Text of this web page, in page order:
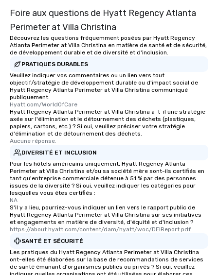
Foire aux questions de Hyatt Regency Atlanta
Perimeter at Villa Christina
Découvrez les questions fréquemment posées par Hyatt Regency
Atlanta Perimeter at Villa Christina en matière de santé et de sécurité,
de développement durable et de diversité et d'inclusion.
PRATIQUES DURABLES
Veuillez indiquer vos commentaires ou un lien vers tout
objectif/stratégie de développement durable ou d'impact social de
Hyatt Regency Atlanta Perimeter at Villa Christina communiqué
publiquement.
Hyatt.com/WorldOfCare
Hyatt Regency Atlanta Perimeter at Villa Christina a-t-il une stratégie
axée sur l'élimination et le détournement des déchets (plastiques,
papiers, cartons, etc.) ? Si oui, veuillez préciser votre stratégie
d'élimination et de détournement des déchets.
Aucune réponse.
DIVERSITÉ ET INCLUSION
Pour les hôtels américains uniquement, Hyatt Regency Atlanta
Perimeter at Villa Christina et/ou sa société mère sont-ils certifiés en
tant qu'entreprise commerciale détenue à 51 % par des personnes
issues de la diversité ? Si oui, veuillez indiquer les catégories pour
lesquelles vous êtes certifiés :
NA
S'il y a lieu, pourriez-vous indiquer un lien vers le rapport public de
Hyatt Regency Atlanta Perimeter at Villa Christina sur ses initiatives
et engagements en matière de diversité, d'équité et d'inclusion ?
https://about.hyatt.com/content/dam/hyatt/woc/DEIReport.pdf
SANTÉ ET SÉCURITÉ
Les pratiques du Hyatt Regency Atlanta Perimeter at Villa Christina
ont-elles été élaborées sur la base de recommandations de services
de santé émanant d'organismes publics ou privés ? Si oui, veuillez